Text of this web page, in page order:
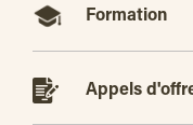
Formation
Appels